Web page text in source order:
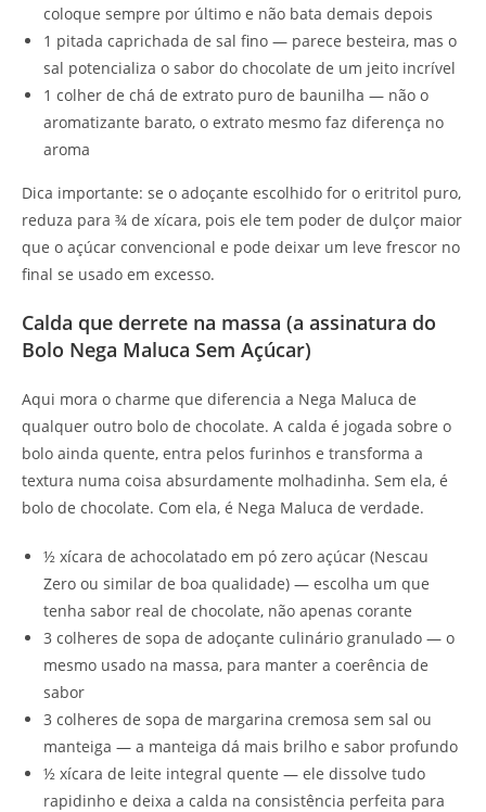
coloque sempre por último e não bata demais depois
1 pitada caprichada de sal fino — parece besteira, mas o
sal potencializa o sabor do chocolate de um jeito incrível
1 colher de chá de extrato puro de baunilha — não o
aromatizante barato, o extrato mesmo faz diferença no
aroma
Dica importante: se o adoçante escolhido for o eritritol puro,
reduza para ¾ de xícara, pois ele tem poder de dulçor maior
que o açúcar convencional e pode deixar um leve frescor no
final se usado em excesso.
Calda que derrete na massa (a assinatura do
Bolo Nega Maluca Sem Açúcar)
Aqui mora o charme que diferencia a Nega Maluca de
qualquer outro bolo de chocolate. A calda é jogada sobre o
bolo ainda quente, entra pelos furinhos e transforma a
textura numa coisa absurdamente molhadinha. Sem ela, é
bolo de chocolate. Com ela, é Nega Maluca de verdade.
½ xícara de achocolatado em pó zero açúcar (Nescau
Zero ou similar de boa qualidade) — escolha um que
tenha sabor real de chocolate, não apenas corante
3 colheres de sopa de adoçante culinário granulado — o
mesmo usado na massa, para manter a coerência de
sabor
3 colheres de sopa de margarina cremosa sem sal ou
manteiga — a manteiga dá mais brilho e sabor profundo
½ xícara de leite integral quente — ele dissolve tudo
rapidinho e deixa a calda na consistência perfeita para